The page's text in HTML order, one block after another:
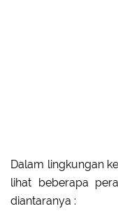
Dalam lingkungan
lihat beberapa
diantaranya :